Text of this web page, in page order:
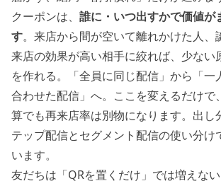
クーポンは、 誰に・いつ出すかで価値が
す。来店から間が空いて離れかけた人
来店の効果が高い相手に絞れば、少ない
を作れる。「全員に同じ配信」から「一
合わせた配信」へ。ここを変えるだけで
算でも再来店率は別物になります。出し
テップ配信とセグメント配信の使い分け
います。
友だちは「QRを置くだけ」では増えな